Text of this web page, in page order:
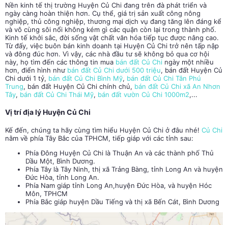
Nền kinh tế thị trường Huyện Củ Chi đang trên đà phát triển và
ngày càng hoàn thiện hơn. Cụ thể, giá trị sản xuất công nông
nghiệp, thủ công nghiệp, thương mại dịch vụ đang tăng lên đáng kể
và vô cùng sôi nổi không kém gì các quận còn lại trong thành phố.
Kinh tế khởi sắc, đời sống vật chất văn hóa tiếp tục được nâng cao.
Từ đấy, việc buôn bán kinh doanh tại Huyện Củ Chi trở nên tấp nập
và đông đúc hơn. Vì vậy, các nhà đầu tư sẽ không bỏ qua cơ hội
này, họ tìm đến các thông tin mua bán đất Củ Chi ngày một nhiều
hơn, điển hình như bán đất Củ Chi dưới 500 triệu, bán đất Huyện Củ
Chi dưới 1 tỷ, bán đất Củ Chi Bình Mỹ, bán đất Củ Chi Tân Phú
Trung, bán đất Huyện Củ Chi chính chủ, bán đất Củ Chi xã An Nhơn
Tây, bán đất Củ Chi Thái Mỹ, bán đất vườn Củ Chi 1000m2,...
Vị trí địa lý Huyện Củ Chi
Kế đến, chúng ta hãy cùng tìm hiểu Huyện Củ Chi ở đâu nhé! Củ Chi
nằm về phía Tây Bắc của TPHCM, tiếp giáp với các tỉnh sau:
Phía Đông Huyện Củ Chi là Thuận An và các thành phố Thủ
Dầu Một, Bình Dương.
Phía Tây là Tây Ninh, thị xã Trảng Bàng, tỉnh Long An và huyện
Đức Hòa, tỉnh Long An.
Phía Nam giáp tỉnh Long An,huyện Đức Hòa, và huyện Hóc
Môn, TPHCM
Phía Bắc giáp huyện Dầu Tiếng và thị xã Bến Cát, Bình Dương